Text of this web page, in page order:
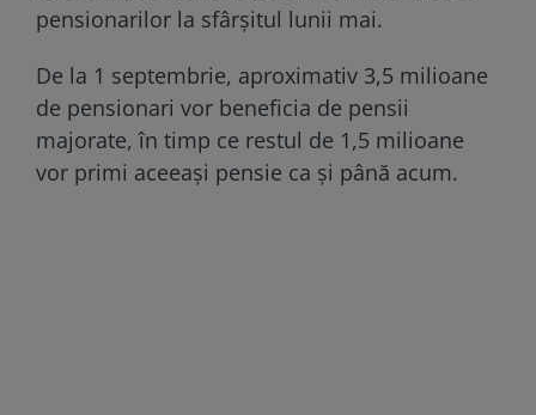
pensionarilor la sfârșitul lunii mai.
De la 1 septembrie, aproximativ 3,5 milioane
de pensionari vor beneficia de pensii
majorate, în timp ce restul de 1,5 milioane
vor primi aceeași pensie ca și până acum.